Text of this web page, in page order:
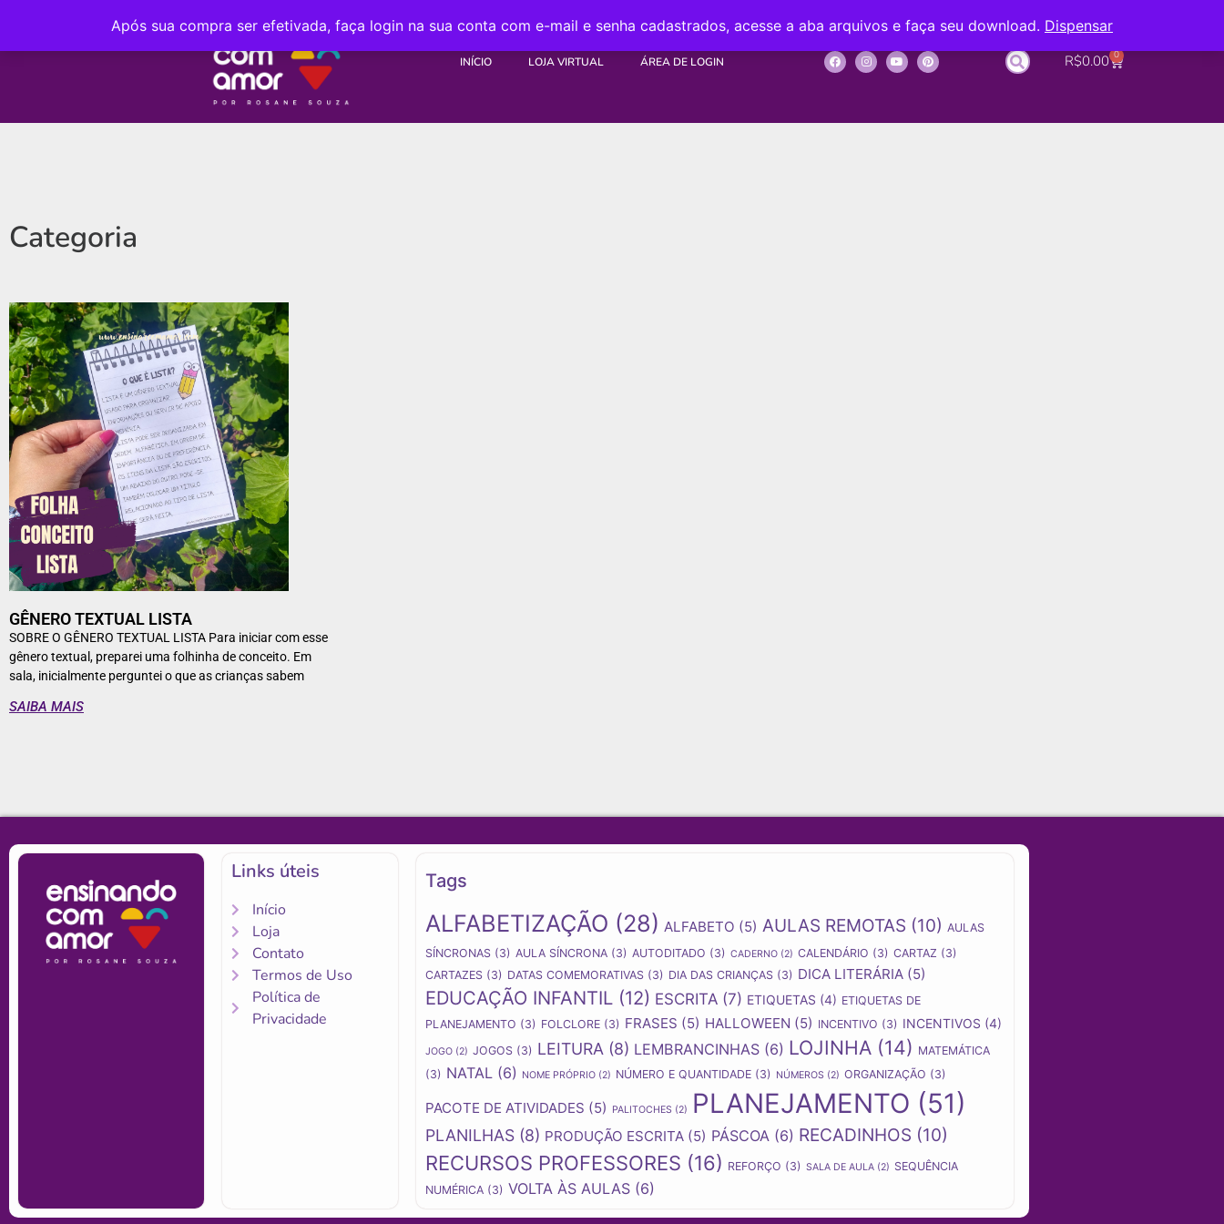
Após sua compra ser efetivada, faça login na sua conta com e-mail e senha cadastrados, acesse a aba arquivos e faça seu download. Dispensar
INÍCIO LOJA VIRTUAL ÁREA DE LOGIN R$0.00 0
Categoria
GÊNERO TEXTUAL LISTA
SOBRE O GÊNERO TEXTUAL LISTA Para iniciar com esse
gênero textual, preparei uma folhinha de conceito. Em
sala, inicialmente perguntei o que as crianças sabem
SAIBA MAIS
Links úteis
Início
Loja
Contato
Termos de Uso
Política de
Privacidade
Tags
ALFABETIZAÇÃO (28) ALFABETO (5) AULAS REMOTAS (10) AULAS
SÍNCRONAS(3) AULA SÍNCRONA(3) AUTODITADO (3) CADERNO(2) CALENDÁRIO (3) CARTAZ (3)
CARTAZES(3) DATAS COMEMORATIVAS(3) DIA DAS CRIANÇAS(3) DICA LITERÁRIA(5)
EDUCAÇÃO INFANTIL(12) ESCRITA(7) ETIQUETAS (4) ETIQUETAS DE
PLANEJAMENTO (3) FOLCLORE(3) FRASES (5) HALLOWEEN (5) INCENTIVO (3) INCENTIVOS (4)
JOGO(2) JOGOS(3) LEITURA (8) LEMBRANCINHAS(6) LOJINHA(14) MATEMÁTICA
(3) NATAL(6) NOME PRÓPRIO(2) NÚMERO E QUANTIDADE(3) NÚMEROS (2) ORGANIZAÇÃO (3)
PACOTE DE ATIVIDADES (5) PALITOCHES (2) PLANEJAMENTO (51)
PLANILHAS(8) PRODUÇÃO ESCRITA(5) PÁSCOA(6) RECADINHOS (10)
RECURSOS PROFESSORES (16) REFORÇO (3) SALA DE AULA(2) SEQUÊNCIA
NUMÉRICA(3) VOLTA ÀS AULAS(6)